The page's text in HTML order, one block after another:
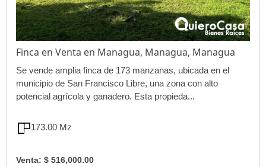
Finca en Venta en Managua, Managua, Managua
Se vende amplia finca de 173 manzanas, ubicada en el
municipio de San Francisco Libre, una zona con alto
potencial agrícola y ganadero. Esta propieda...
173.00 Mz
Venta: $ 516,000.00